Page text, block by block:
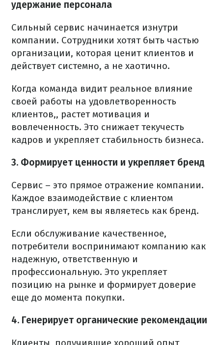
удержание персонала
Сильный сервис начинается изнутри
компании. Сотрудники хотят быть частью
организации, которая ценит клиентов и
действует системно, а не хаотично.
Когда команда видит реальное влияние
своей работы на удовлетворенность
клиентов,, растет мотивация и
вовлеченность. Это снижает текучесть
кадров и укрепляет стабильность бизнеса.
3. Формирует ценности и укрепляет бренд
Сервис – это прямое отражение компании.
Каждое взаимодействие с клиентом
транслирует, кем вы являетесь как бренд.
Если обслуживание качественное,
потребители воспринимают компанию как
надежную, ответственную и
профессиональную. Это укрепляет
позицию на рынке и формирует доверие
еще до момента покупки.
4. Генерирует органические рекомендации